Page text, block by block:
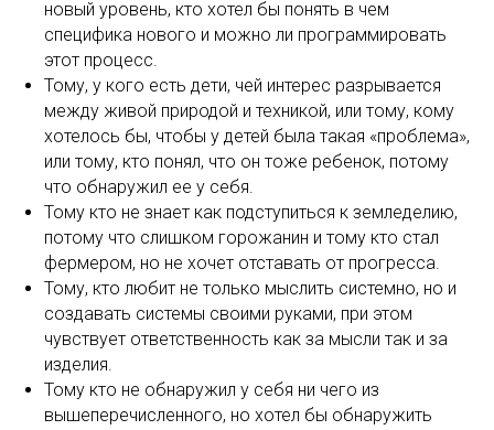
новый уровень, кто хотел бы понять в чем
специфика нового и можно ли программировать
этот процесс.
Тому, у кого есть дети, чей интерес разрывается
между живой природой и техникой, или тому, кому
хотелось бы, чтобы у детей была такая «проблема»,
или тому, кто понял, что он тоже ребенок, потому
что обнаружил ее у себя.
Тому кто не знает как подступиться к земледелию,
потому что слишком горожанин и тому кто стал
фермером, но не хочет отставать от прогресса.
Тому, кто любит не только мыслить системно, но и
создавать системы своими руками, при этом
чувствует ответственность как за мысли так и за
изделия.
Тому кто не обнаружил у себя ни чего из
вышеперечисленного, но хотел бы обнаружить